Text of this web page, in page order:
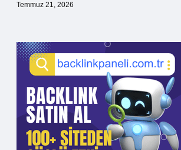
Temmuz 21, 2026